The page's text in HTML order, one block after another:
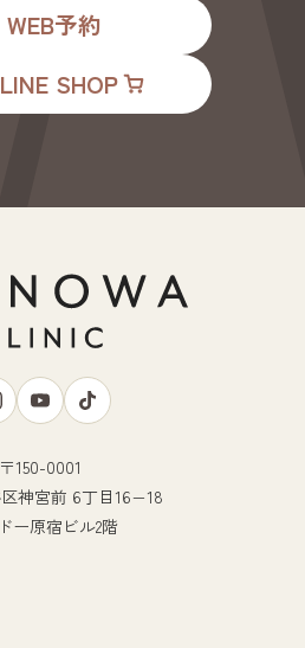
WEB予約
SHOP
〒150-0001
神宮前 6丁目16−18
ー原宿ビル2階